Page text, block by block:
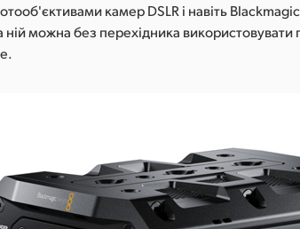
камер DSLR і навіть
можна без перехідника використовувати